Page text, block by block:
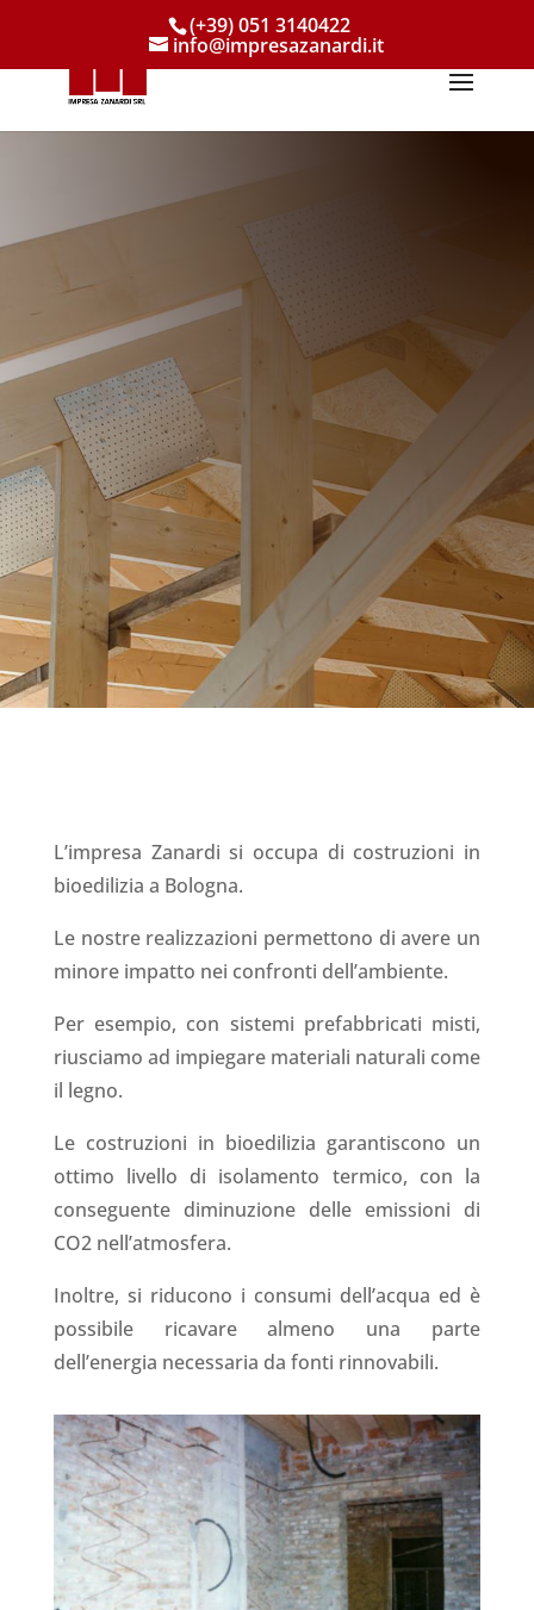
(+39) 051 3140422
info@impresazanardi.it
Contattateci allo:
(+39) 051 3140422
L’impresa Zanardi si occupa di costruzioni in
bioedilizia a Bologna.
Le nostre realizzazioni permettono di avere un
minore impatto nei confronti dell’ambiente.
Per esempio, con sistemi prefabbricati misti,
riusciamo ad impiegare materiali naturali come
il legno.
Le costruzioni in bioedilizia garantiscono un
ottimo livello di isolamento termico, con la
conseguente diminuzione delle emissioni di
CO2 nell’atmosfera.
Inoltre, si riducono i consumi dell’acqua ed è
possibile ricavare almeno una parte
dell’energia necessaria da fonti rinnovabili.